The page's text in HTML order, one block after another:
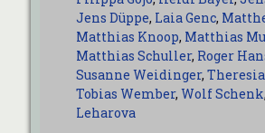
Jens Düppe, Laia Genc,
Matthias Knoop, Matthias
Matthias Schuller, Roger
Susanne Weidinger,
Tobias Wember, Wolf Schenk,
Leharova